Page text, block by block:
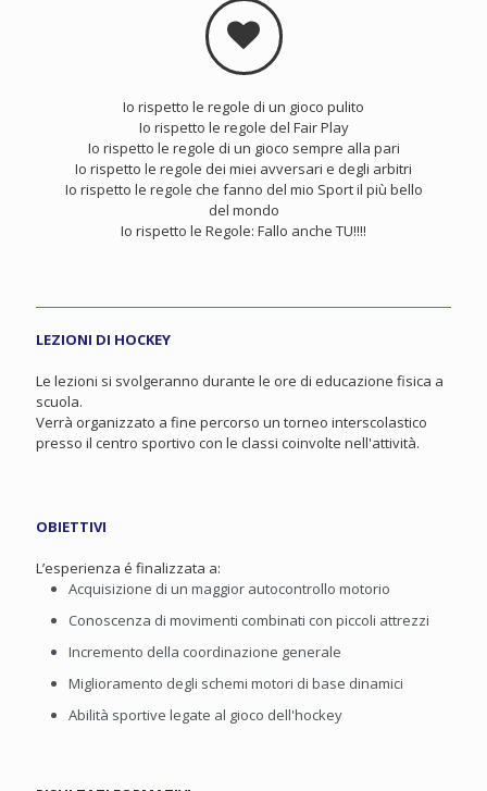
Io rispetto le regole di un gioco pulito
Io rispetto le regole del Fair Play
Io rispetto le regole di un gioco sempre alla pari
Io rispetto le regole dei miei avversari e degli arbitri
Io rispetto le regole che fanno del mio Sport il più bello
del mondo
Io rispetto le Regole: Fallo anche TU!!!!
LEZIONI DI HOCKEY
Le lezioni si svolgeranno durante le ore di educazione fisica a
scuola.
Verrà organizzato a fine percorso un torneo interscolastico
presso il centro sportivo con le classi coinvolte nell'attività.
OBIETTIVI
L’esperienza é finalizzata a:
Acquisizione di un maggior autocontrollo motorio
Conoscenza di movimenti combinati con piccoli attrezzi
Incremento della coordinazione generale
Miglioramento degli schemi motori di base dinamici
Abilità sportive legate al gioco dell'hockey